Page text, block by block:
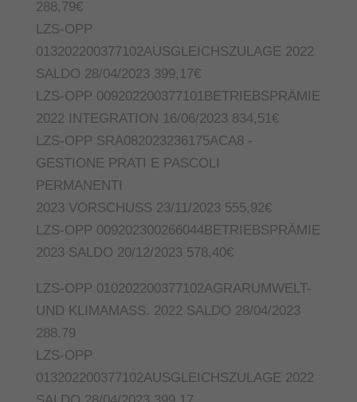
288,79€
LZS-OPP
013202200377102AUSGLEICHSZULAGE 2022
SALDO 28/04/2023 399,17€
LZS-OPP 009202200377101BETRIEBSPRÄMIE
2022 INTEGRATION 16/06/2023 834,51€
LZS-OPP SRA082023236175ACA8 -
GESTIONE PRATI E PASCOLI
PERMANENTI
2023 VORSCHUSS 23/11/2023 555,92€
LZS-OPP 009202300266044BETRIEBSPRÄMIE
2023 SALDO 20/12/2023 578,40€
LZS-OPP 010202200377102AGRARUMWELT-
UND KLIMAMASS. 2022 SALDO 28/04/2023
288.79
LZS-OPP
013202200377102AUSGLEICHSZULAGE 2022